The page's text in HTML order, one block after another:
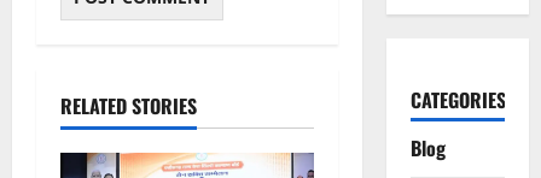
RELATED STORIES
CATEGORIES
Blog